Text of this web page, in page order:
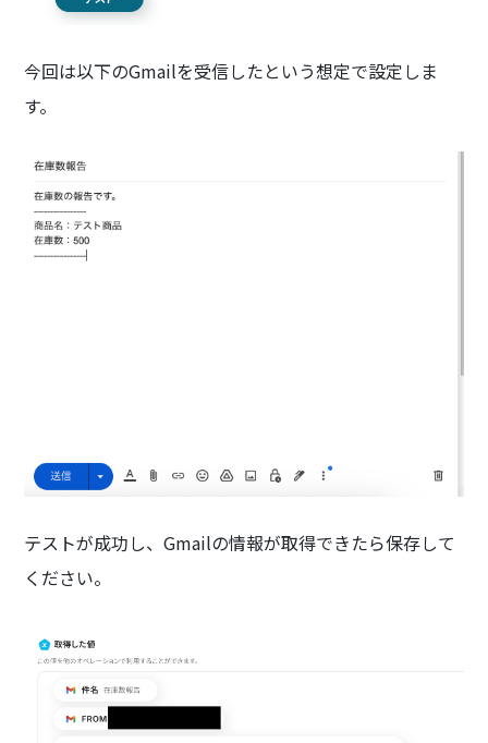
今回は以下のGmailを受信したという想定で設定しま
す。
テストが成功し、Gmailの情報が取得できたら保存して
ください。